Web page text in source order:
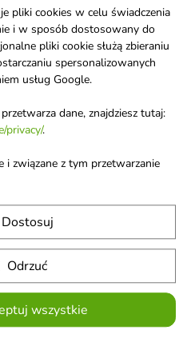
Batiste
Sweet&Romantic
Tempt Suchy Szampon
do włosów 200 ml
5,75 £
pliki cookies w celu świadczenia
i w sposób dostosowany do
pliki cookie służą zbieraniu
spersonalizowanych
usług Google.
dane, znajdziesz tutaj:
privacy/.
i związane z tym przetwarzanie
Dostosuj
Odrzuć
wszystkie